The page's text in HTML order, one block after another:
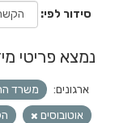
סידור לפי
נמצא פריטי
ארגונים: משרד
אוטובוסים